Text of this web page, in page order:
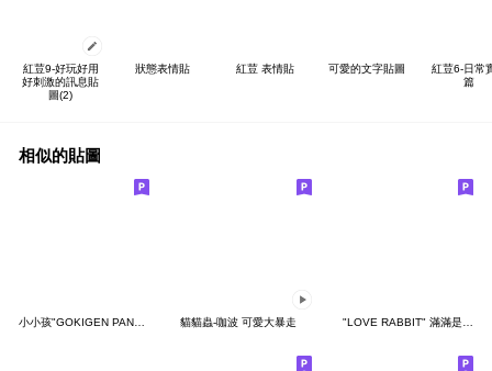
紅荳9-好玩好用
好刺激的訊息貼
圖(2)
狀態表情貼 紅荳 表情貼 可愛的文字貼圖
紅荳6-日常
篇
相似的貼圖
小小孩"GOKIGEN PANDA" 台灣版 貓貓蟲-咖波 可愛大暴走 "LOVE RABBIT" 滿滿是愛 台灣版